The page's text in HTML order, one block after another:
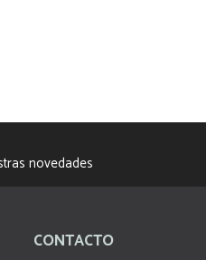
novedades
CONTACTO